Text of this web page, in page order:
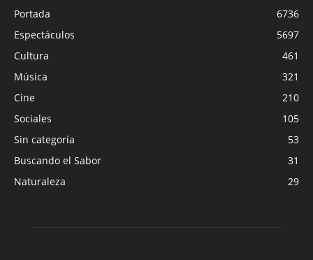
Portada
6736
Espectáculos
5697
Cultura
461
Música
321
Cine
210
Sociales
105
Sin categoría
53
Buscando el Sabor
31
Naturaleza
29